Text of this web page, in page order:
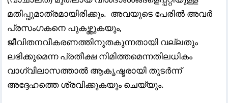
മതിപ്പുമാത്രമായിരിക്കും. അവയുടെ പേരിൽ അവർ
പ്രസംഗകനെ പുകഴ്ത്തുകയും,
ജീവിതനവീകരണത്തിനുതകുന്നതായി വല്ലതും
ലഭിക്കുമെന്ന പ്രതീക്ഷ നിമിത്തമെന്നതിലധികം
വാഗ്വിലാസത്താൽ ആകൃഷ്ടരായി തുടർന്ന്
അദ്ദേഹത്തെ ശ്രവിക്കുകയും ചെയ്യും.